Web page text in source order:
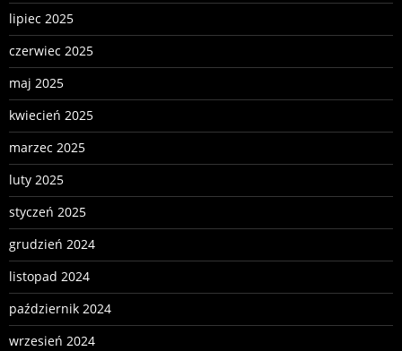
lipiec 2025
czerwiec 2025
maj 2025
kwiecień 2025
marzec 2025
luty 2025
styczeń 2025
grudzień 2024
listopad 2024
październik 2024
wrzesień 2024